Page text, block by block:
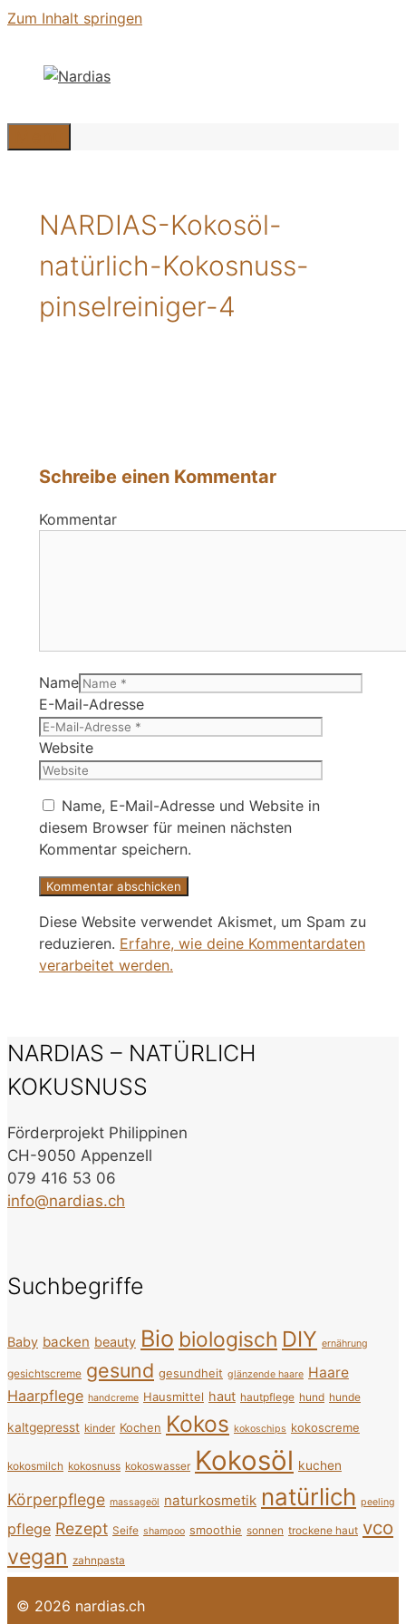
Zum Inhalt springen
NARDIAS-Kokosöl-
natürlich-Kokosnuss-
pinselreiniger-4
Schreibe einen Kommentar
Kommentar
Name
E-Mail-Adresse
Website
Name, E-Mail-Adresse und Website in
diesem Browser für meinen nächsten
Kommentar speichern.
Diese Website verwendet Akismet, um Spam zu
reduzieren. Erfahre, wie deine Kommentardaten
verarbeitet werden.
NARDIAS – NATÜRLICH
KOKUSNUSS
Förderprojekt Philippinen
CH-9050 Appenzell
079 416 53 06
info@nardias.ch
Suchbegriffe
Baby backen beauty Bio biologisch DIY ernährung
gesichtscreme gesund gesundheit glänzende haare Haare
Haarpflege handcreme Hausmittel haut hautpflege hund hunde
kaltgepresst kinder Kochen Kokos kokoschips kokoscreme
kokosmilch kokosnuss kokoswasser Kokosöl kuchen
Körperpflege massageöl naturkosmetik natürlich peeling
pflege Rezept Seife shampoo smoothie sonnen trockene haut vco
vegan zahnpasta
© 2026 nardias.ch